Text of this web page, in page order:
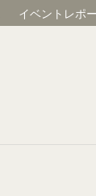
イベントレポ